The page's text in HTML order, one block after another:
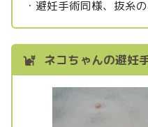
・避妊手術同様、抜糸
ネコちゃんの避妊